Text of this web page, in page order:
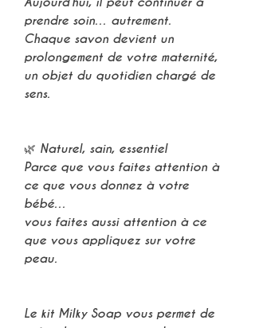
prendre soin… autrement.
Chaque savon devient un
prolongement de votre maternité,
un objet du quotidien chargé de
sens.
🌿 Naturel, sain, essentiel
Parce que vous faites attention à
ce que vous donnez à votre
bébé…
vous faites aussi attention à ce
que vous appliquez sur votre
peau.
Le kit Milky Soap vous permet de